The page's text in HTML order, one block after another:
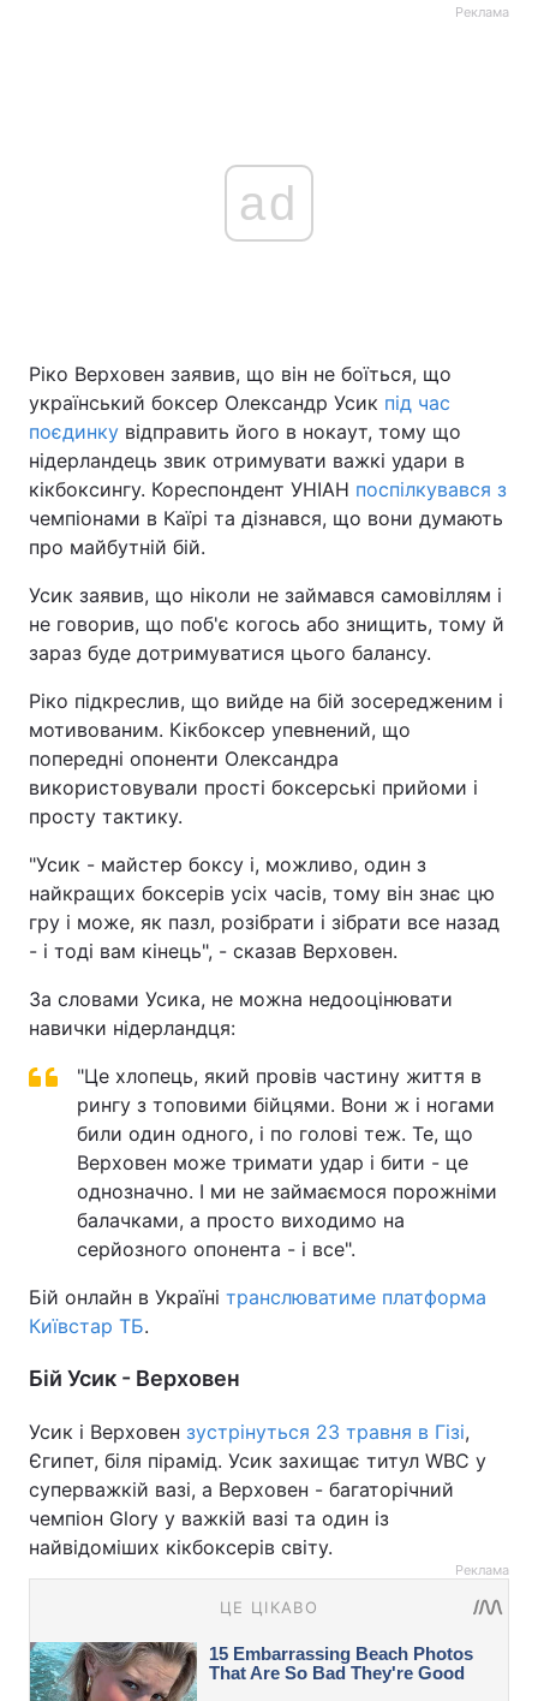
Реклама
ad
Ріко Верховен заявив, що він не боїться, що
український боксер Олександр Усик під час
поєдинку відправить його в нокаут, тому що
нідерландець звик отримувати важкі удари в
кікбоксингу. Кореспондент УНІАН поспілкувався з
чемпіонами в Каїрі та дізнався, що вони думають
про майбутній бій.
Усик заявив, що ніколи не займався самовіллям і
не говорив, що поб'є когось або знищить, тому й
зараз буде дотримуватися цього балансу.
Ріко підкреслив, що вийде на бій зосередженим і
мотивованим. Кікбоксер упевнений, що
попередні опоненти Олександра
використовували прості боксерські прийоми і
просту тактику.
"Усик - майстер боксу і, можливо, один з
найкращих боксерів усіх часів, тому він знає цю
гру і може, як пазл, розібрати і зібрати все назад
- і тоді вам кінець", - сказав Верховен.
За словами Усика, не можна недооцінювати
навички нідерландця:
"Це хлопець, який провів частину життя в
рингу з топовими бійцями. Вони ж і ногами
били один одного, і по голові теж. Те, що
Верховен може тримати удар і бити - це
однозначно. І ми не займаємося порожніми
балачками, а просто виходимо на
серйозного опонента - і все".
Бій онлайн в Україні транслюватиме платформа
Київстар ТБ.
Бій Усик - Верховен
Усик і Верховен зустрінуться 23 травня в Гізі,
Єгипет, біля пірамід. Усик захищає титул WBC у
суперважкій вазі, а Верховен - багаторічний
чемпіон Glory у важкій вазі та один із
найвідоміших кікбоксерів світу.
Реклама